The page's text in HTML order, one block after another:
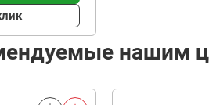
нашим